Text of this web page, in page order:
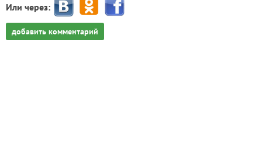
Или через:
добавить комментарий